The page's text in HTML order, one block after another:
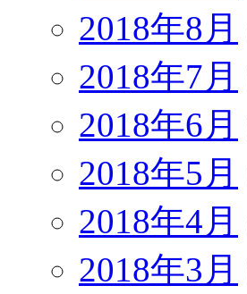
2018年8月
2018年7月
2018年6月
2018年5月
2018年4月
2018年3月